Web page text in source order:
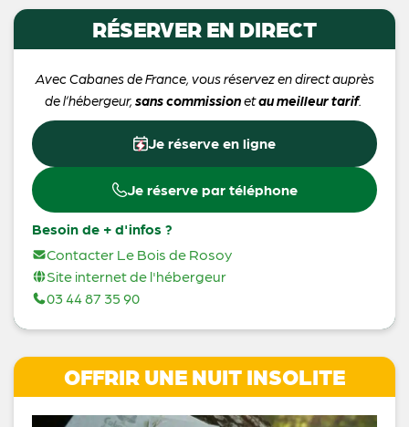
RÉSERVER EN DIRECT
Avec Cabanes de France, vous réservez en direct auprès
de l’hébergeur, sans commissionetau meilleur tarif.
Je réserve en ligne
Je réserve par téléphone
Besoin de + d'infos ?
Contacter Le Bois de Rosoy
Site internet de l'hébergeur
03 44 87 35 90
OFFRIR UNE NUIT INSOLITE